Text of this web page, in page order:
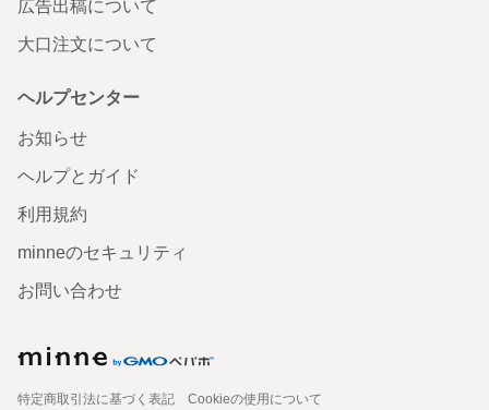
広告出稿について
大口注文について
ヘルプセンター
お知らせ
ヘルプとガイド
利用規約
minneのセキュリティ
お問い合わせ
特定商取引法に基づく表記
Cookieの使用について